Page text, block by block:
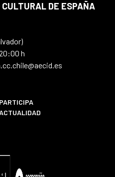
DE ESPAÑA
h
PARTICIPA